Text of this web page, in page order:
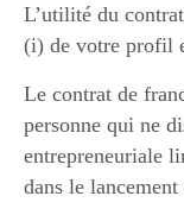
L’utilité du
(i) de votre profil
Le contrat de
personne qui ne
entrepreneuriale
dans le